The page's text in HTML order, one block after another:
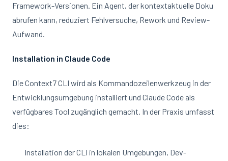
Framework-Versionen. Ein Agent, der kontextaktuelle Doku
abrufen kann, reduziert Fehlversuche, Rework und Review-
Aufwand.
Installation in Claude Code
Die Context7 CLI wird als Kommandozeilenwerkzeug in der
Entwicklungsumgebung installiert und Claude Code als
verfügbares Tool zugänglich gemacht. In der Praxis umfasst
dies:
Installation der CLI in lokalen Umgebungen, Dev-